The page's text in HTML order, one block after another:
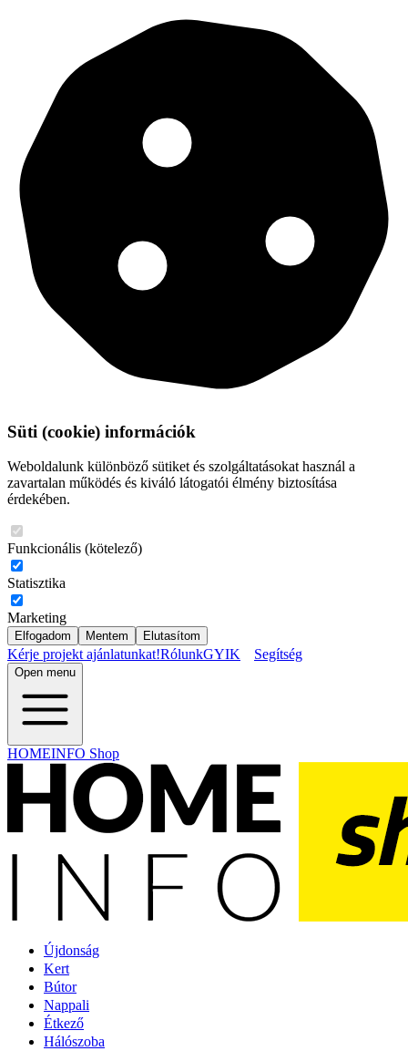
Süti (cookie) információk
Weboldalunk különböző sütiket és szolgáltatásokat használ a
zavartalan működés és kiváló látogatói élmény biztosítása
érdekében.
Funkcionális (kötelező)
Statisztika
Marketing
Elfogadom Mentem Elutasítom
Kérje projekt ajánlatunkat!RólunkGYIK Segítség
Open menu
HOMEINFO Shop
Újdonság
Kert
Bútor
Nappali
Étkező
Hálószoba